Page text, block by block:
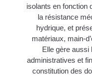
isolants en fonction
la résistance
hydrique, et
matériaux, main-
Elle gère aussi
administratives et
constitution des